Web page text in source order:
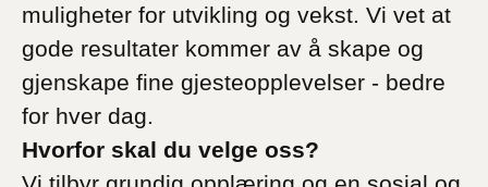
muligheter for utvikling og vekst. Vi vet at
gode resultater kommer av å skape og
gjenskape fine gjesteopplevelser - bedre
for hver dag.
Hvorfor skal du velge oss?